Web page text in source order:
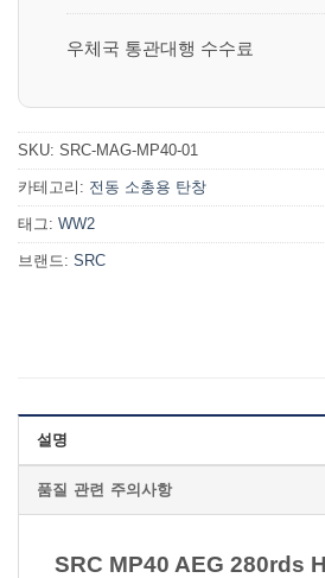
우체국 통관대행 수수료
SKU: SRC-MAG-MP40-01
카테고리: 전동 소총용 탄창
태그: WW2
브랜드: SRC
설명
품질 관련 주의사항
SRC MP40 AEG 280rds